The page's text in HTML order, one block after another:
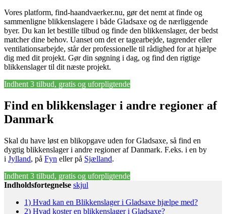
Vores platform, find-haandvaerker.nu, gør det nemt at finde og
sammenligne blikkenslagere i både Gladsaxe og de nærliggende
byer. Du kan let bestille tilbud og finde den blikkenslager, der bedst
matcher dine behov. Uanset om det er tagearbejde, tagrender eller
ventilationsarbejde, står der professionelle til rådighed for at hjælpe
dig med dit projekt. Gør din søgning i dag, og find den rigtige
blikkenslager til dit næste projekt.
Indhent 3 tilbud, gratis og uforpligtende
Find en blikkenslager i andre regioner af
Danmark
Skal du have løst en blikopgave uden for Gladsaxe, så find en
dygtig blikkenslager i andre regioner af Danmark. F.eks. i en by
i Jylland, på Fyn eller på Sjælland.
Indhent 3 tilbud, gratis og uforpligtende
Indholdsfortegnelse skjul
1) Hvad kan en Blikkenslager i Gladsaxe hjælpe med?
2) Hvad koster en blikkenslager i Gladsaxe?